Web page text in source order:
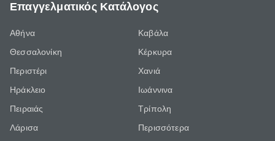
Επαγγελματικός Κατάλογος
Αθήνα
Θεσσαλονίκη
Περιστέρι
Ηράκλειο
Πειραιάς
Λάρισα
Καβάλα
Κέρκυρα
Χανιά
Ιωάννινα
Τρίπολη
Περισσότερα